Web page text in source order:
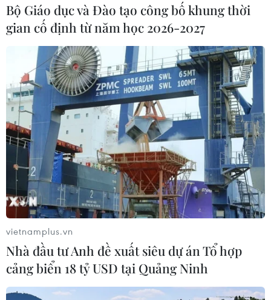
Bộ Giáo dục và Đào tạo công bố khung thời
gian cố định từ năm học 2026-2027
vietnamplus.vn
Nhà đầu tư Anh đề xuất siêu dự án Tổ hợp
cảng biển 18 tỷ USD tại Quảng Ninh